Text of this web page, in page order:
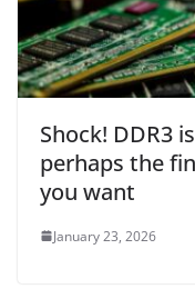
Shock! DDR3
perhaps the
you want
January 23, 2026